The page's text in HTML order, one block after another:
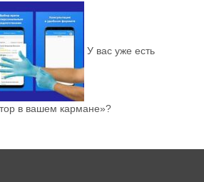
У вас уже есть
в вашем кармане»?